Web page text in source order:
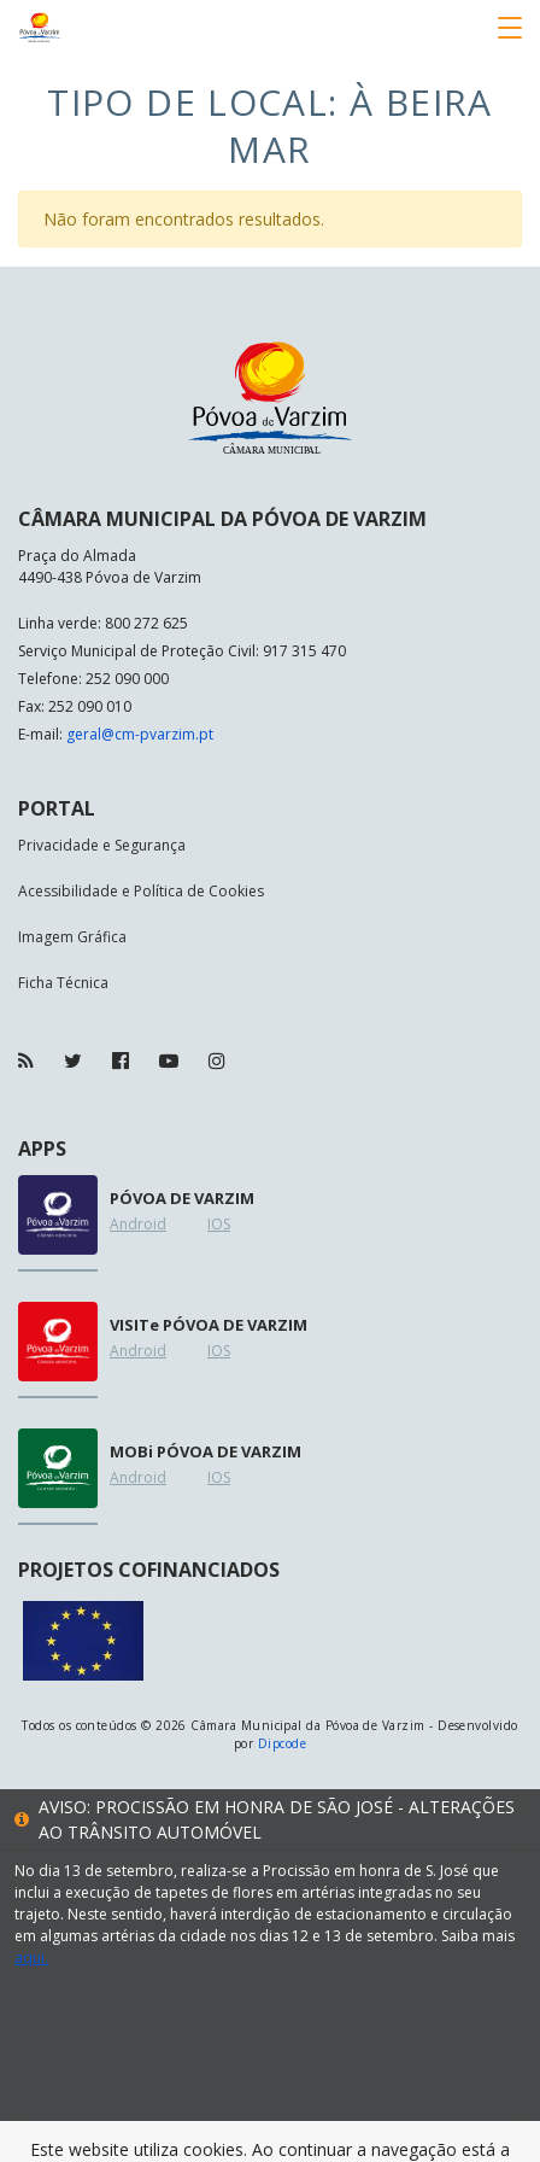
TIPO DE LOCAL: À BEIRA
MAR
Não foram encontrados resultados.
CÂMARA MUNICIPAL DA PÓVOA DE VARZIM
Praça do Almada
4490-438 Póvoa de Varzim
Linha verde: 800 272 625
Serviço Municipal de Proteção Civil: 917 315 470
Telefone: 252 090 000
Fax: 252 090 010
E-mail: geral@cm-pvarzim.pt
PORTAL
Privacidade e Segurança
Acessibilidade e Política de Cookies
Imagem Gráfica
Ficha Técnica
APPS
PÓVOA DE VARZIM
Android IOS
VISITe PÓVOA DE VARZIM
Android IOS
MOBi PÓVOA DE VARZIM
Android IOS
PROJETOS COFINANCIADOS
Todos os conteúdos © 2026 Câmara Municipal da Póvoa de Varzim - Desenvolvido
por Dipcode
AVISO: PROCISSÃO EM HONRA DE SÃO JOSÉ - ALTERAÇÕES
AO TRÂNSITO AUTOMÓVEL
No dia 13 de setembro, realiza-se a Procissão em honra de S. José que
inclui a execução de tapetes de flores em artérias integradas no seu
trajeto. Neste sentido, haverá interdição de estacionamento e circulação
em algumas artérias da cidade nos dias 12 e 13 de setembro. Saiba mais
aqui.
Este website utiliza cookies. Ao continuar a navegação está a